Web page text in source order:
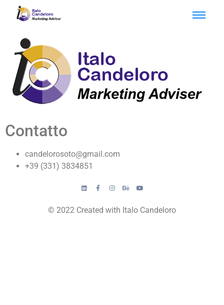
Contatto
candelorosoto@gmail.com
+39 (331) 3834851
© 2022 Created with Italo Candeloro